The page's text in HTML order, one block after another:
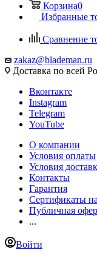
Корзина0
Избранные
Сравнение
zakaz@blademan.ru
Доставка по всей
Вконтакте
Instagram
Telegram
YouTube
О компании
Условия оплаты
Условия
Контакты
Гарантия
Сертификаты
Публичная
...
Войти